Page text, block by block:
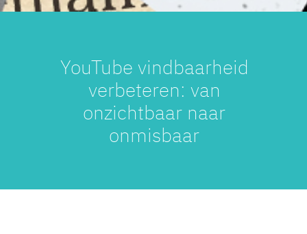
YouTube vindbaarheid
verbeteren: van
onzichtbaar naar
onmisbaar